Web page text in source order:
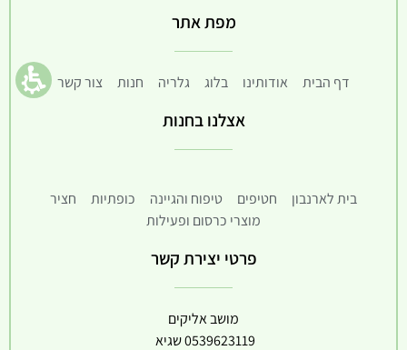
מפת אתר
דף הבית אודותינו בלוג גלריה חנות צור קשר
אצלנו בחנות
בית לארנבון חטיפים טיפוח והגיינה כופתיות
חציר
מוצרי כרסום ופעילות
פרטי יצירת קשר
מושב אליקים
0539623119שגיא